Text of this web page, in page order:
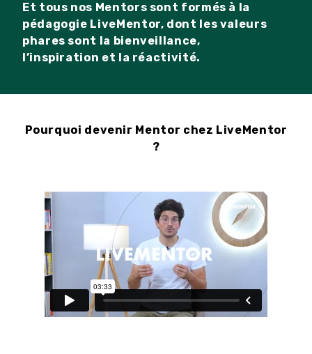
Et tous nos Mentors sont formés à la
pédagogie LiveMentor, dont les valeurs
phares sont la bienveillance,
l’inspiration et la réactivité.
Pourquoi devenir Mentor chez LiveMentor
?